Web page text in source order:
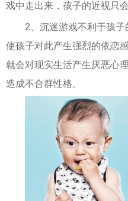
戏中走出来，孩子的近视只
2、沉迷游戏不利于孩
使孩子对此产生强烈的依恋
就会对现实生活产生厌恶心
造成不合群性格。